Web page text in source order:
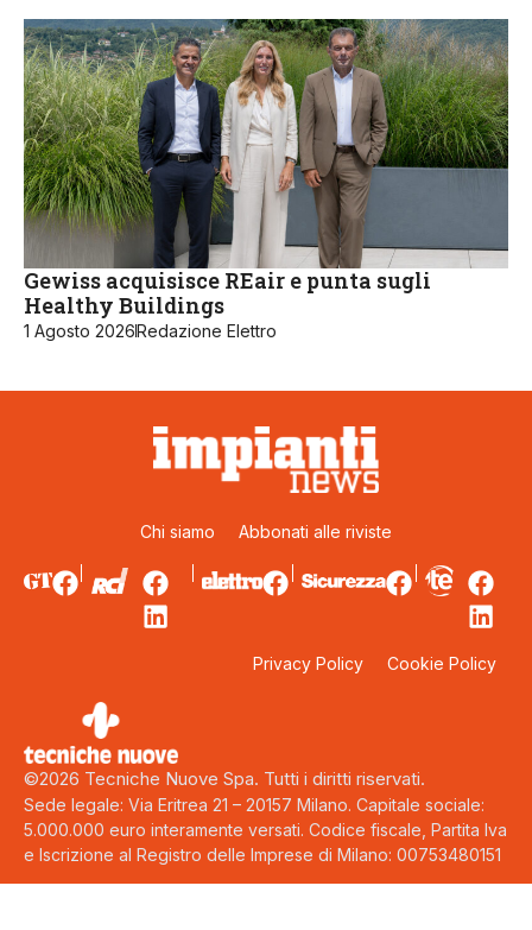
Gewiss acquisisce REair e punta sugli
Healthy Buildings
1 Agosto 2026Redazione Elettro
Chi siamo Abbonati alle riviste
Privacy Policy Cookie Policy
©2026 Tecniche Nuove Spa. Tutti i diritti riservati.
Sede legale: Via Eritrea 21 – 20157 Milano. Capitale sociale:
5.000.000 euro interamente versati. Codice fiscale, Partita Iva
e Iscrizione al Registro delle Imprese di Milano: 00753480151